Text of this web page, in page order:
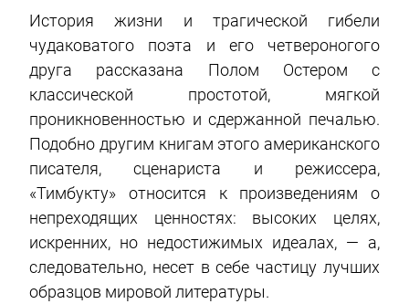
История жизни и трагической гибели
чудаковатого поэта и его четвероногого
друга рассказана Полом Остером с
классической простотой, мягкой
проникновенностью и сдержанной печалью.
Подобно другим книгам этого американского
писателя, сценариста и режиссера,
«Тимбукту» относится к произведениям о
непреходящих ценностях: высоких целях,
искренних, но недостижимых идеалах, — а,
следовательно, несет в себе частицу лучших
образцов мировой литературы.